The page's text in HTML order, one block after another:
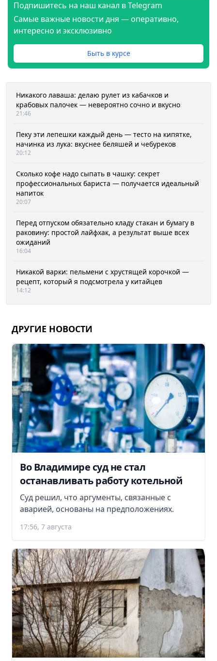
Подпишитесь на наш канал в Telegram
Самые важные новости дня — оперативно,
интересно и эксклюзивно
Быть в курсе
Никакого лаваша: делаю рулет из кабачков и
крабовых палочек — невероятно сочно и вкусно
21:46
Пеку эти лепешки каждый день — тесто на кипятке,
начинка из лука: вкуснее беляшей и чебуреков
20:12
Сколько кофе надо сыпать в чашку: секрет
профессиональных бариста — получается идеальный
напиток
20:07
Перед отпуском обязательно кладу стакан и бумагу в
раковину: простой лайфхак, а результат выше всех
ожиданий
16:04
Никакой варки: пельмени с хрустящей корочкой —
рецепт, который я подсмотрела у китайцев
14:12
ДРУГИЕ НОВОСТИ
Во Владимире суд не стал
останавливать работу котельной
Суд решил, что аргументы, связанные с
аварией, основаны на предположениях.
17:56, 7 августа